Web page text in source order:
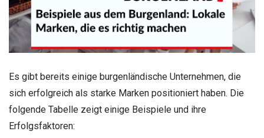
Es gibt bereits einige burgenländische Unternehmen, die
sich erfolgreich als starke Marken positioniert haben. Die
folgende Tabelle zeigt einige Beispiele und ihre
Erfolgsfaktoren: